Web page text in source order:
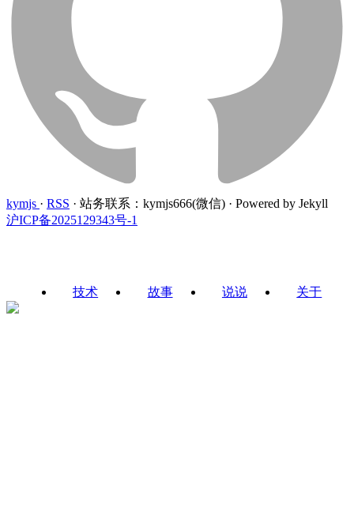
kymjs · RSS · 站务联系：kymjs666(微信) · Powered by Jekyll
沪ICP备2025129343号-1
技术 故事 说说 关于